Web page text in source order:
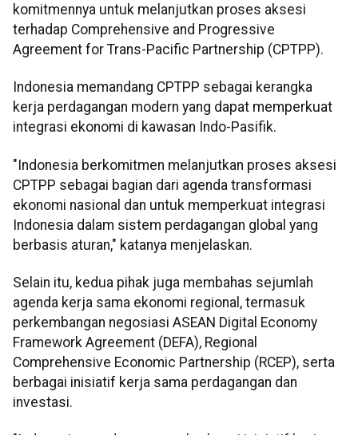
komitmennya untuk melanjutkan proses aksesi
terhadap Comprehensive and Progressive
Agreement for Trans-Pacific Partnership (CPTPP).
Indonesia memandang CPTPP sebagai kerangka
kerja perdagangan modern yang dapat memperkuat
integrasi ekonomi di kawasan Indo-Pasifik.
"Indonesia berkomitmen melanjutkan proses aksesi
CPTPP sebagai bagian dari agenda transformasi
ekonomi nasional dan untuk memperkuat integrasi
Indonesia dalam sistem perdagangan global yang
berbasis aturan," katanya menjelaskan.
Selain itu, kedua pihak juga membahas sejumlah
agenda kerja sama ekonomi regional, termasuk
perkembangan negosiasi ASEAN Digital Economy
Framework Agreement (DEFA), Regional
Comprehensive Economic Partnership (RCEP), serta
berbagai inisiatif kerja sama perdagangan dan
investasi.